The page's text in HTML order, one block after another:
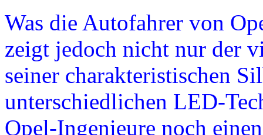
Was die Autofahrer von
zeigt jedoch nicht nur der
seiner charakteristischen
unterschiedlichen LED-
Opel-Ingenieure noch